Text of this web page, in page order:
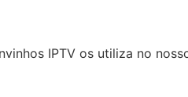
IPTV os utiliza no